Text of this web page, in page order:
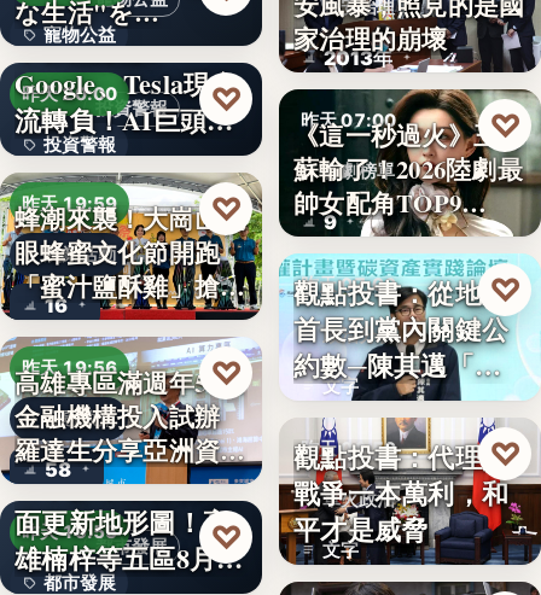
寵物公益
8%
な生活"を…
投資警報
昨天 20:00
投資警報
文字
下班國際線》
Google、Tesla現金
流轉負！AI巨頭…
♡
昨天 19:59
農業活動
16
蜂潮來襲！大崗山龍
眼蜂蜜文化節開跑
「蜜汁鹽酥雞」搶先
爆…
♡
昨天 19:56
金融政策
58
高雄專區滿週年58家
金融機構投入試辦
羅達生分享亞洲資
產…
♡
都市發展
昨天 19:55
都市發展
二十多年來首次全
面更新地形圖！高
雄楠梓等五區8月20
♡
食安治理
2013年
家治理的崩壞
昨天 07:00
影劇榜單
9
《這一秒過火》王籽
蘇輸了！2026陸劇最
帥女配角TOP9…
♡
昨天 07:00
政治分析
文字
觀點投書：從地方
首長到黨內關鍵公
約數─陳其邁「被
組閣」背…
♡
昨天 06:50
軍火政治
文字
觀點投書：代理人
戰爭一本萬利，和
平才是威脅
♡